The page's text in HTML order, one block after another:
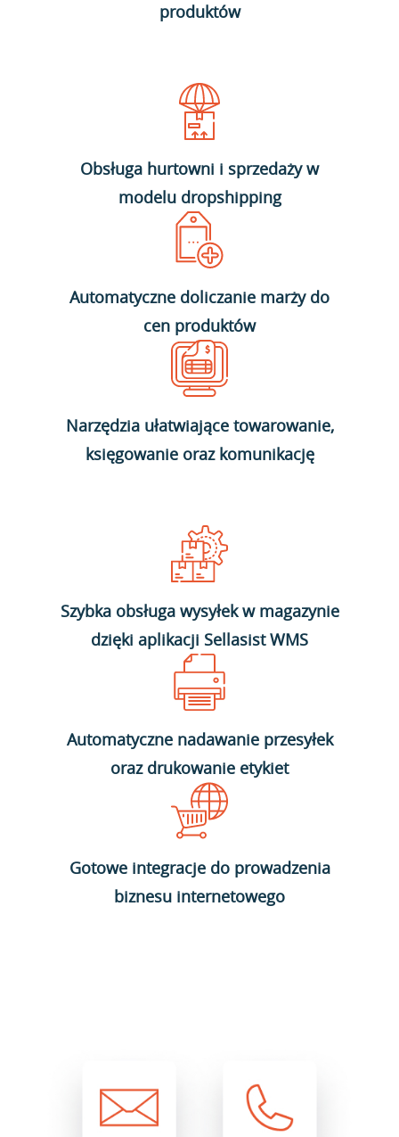
produktów
Obsługa hurtowni i sprzedaży w
modelu dropshipping
Automatyczne doliczanie marży do
cen produktów
Narzędzia ułatwiające towarowanie,
księgowanie oraz komunikację
Szybka obsługa wysyłek w magazynie
dzięki aplikacji Sellasist WMS
Automatyczne nadawanie przesyłek
oraz drukowanie etykiet
Gotowe integracje do prowadzenia
biznesu internetowego